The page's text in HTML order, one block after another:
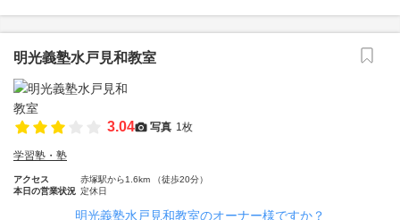
明光義塾水戸見和教室
3.04 写真 1枚
学習塾・塾
アクセス
赤塚駅から1.6km （徒歩20分）
本日の営業状況 定休日
明光義塾水戸見和教室のオーナー様ですか？